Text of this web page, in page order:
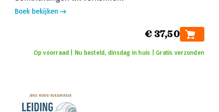
Boek bekijken
€ 37,50
Op voorraad | Nu besteld, dinsdag in huis | Gratis verzonden